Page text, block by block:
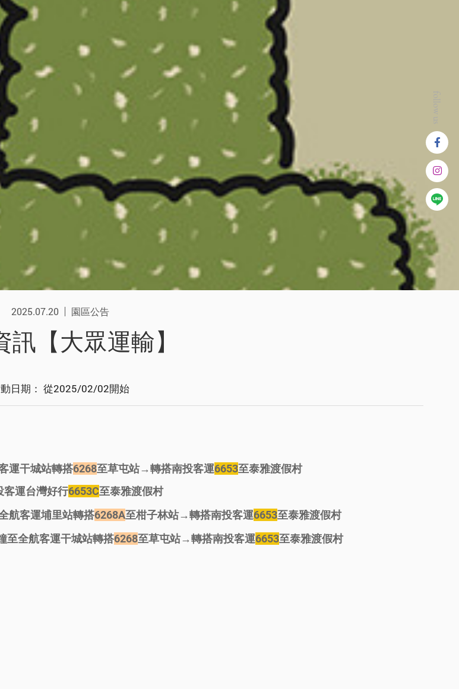
2025.07.20 園區公告
訊【大眾運輸】
日期： 從2025/02/02開始
運干城站轉搭6268至草屯站→轉搭南投客運6653至泰雅渡假村
運台灣好行6653C至泰雅渡假村
航客運埔里站轉搭6268A至柑子林站→轉搭南投客運6653至泰雅渡假村
至全航客運干城站轉搭6268至草屯站→轉搭南投客運6653至泰雅渡假村